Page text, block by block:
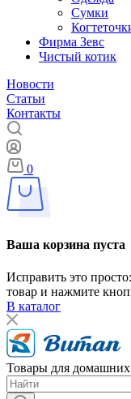
Сумки
Фирма Зевс
Чистый котик
Новости
Статьи
Контакты
0
Ваша корзина пуста
Исправить это
товар и нажмите
В каталог
Товары для